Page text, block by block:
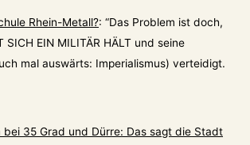
Rhein-Metall?: “Das Problem ist doch,
SICH EIN MILITÄR HÄLT und seine
mal auswärts: Imperialismus) verteidigt.
bei 35 Grad und Dürre: Das sagt die Stadt